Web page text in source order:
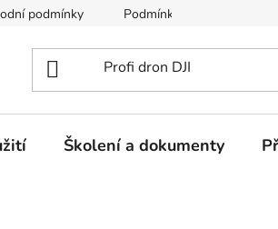
podmínky Podmínky ochrany
Školení a dokumenty